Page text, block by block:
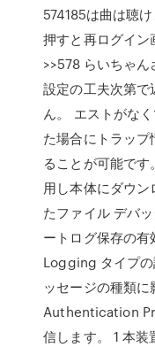
574185は曲は聴
押すと再ログイン
>>578 らいちゃ
設定の工夫次第
ん。 エストがな
た場合にトラッ
ることが可能で
用し本体にダウン
たファイル デバ
ートログ保存の
Logging タイプの
ッセージの種類
Authentication
信します。 1 本